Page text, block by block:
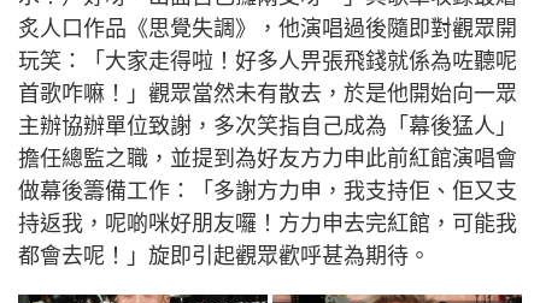
炙人口作品《思覺失調》，他演唱過後隨即對觀眾開
玩笑：「大家走得啦！好多人畀張飛錢就係為咗聽呢
首歌咋嘛！」觀眾當然未有散去，於是他開始向一眾
主辦協辦單位致謝，多次笑指自己成為「幕後猛人」
擔任總監之職，並提到為好友方力申此前紅館演唱會
做幕後籌備工作：「多謝方力申，我支持佢、佢又支
持返我，呢啲咪好朋友囉！方力申去完紅館，可能我
都會去呢！」旋即引起觀眾歡呼甚為期待。